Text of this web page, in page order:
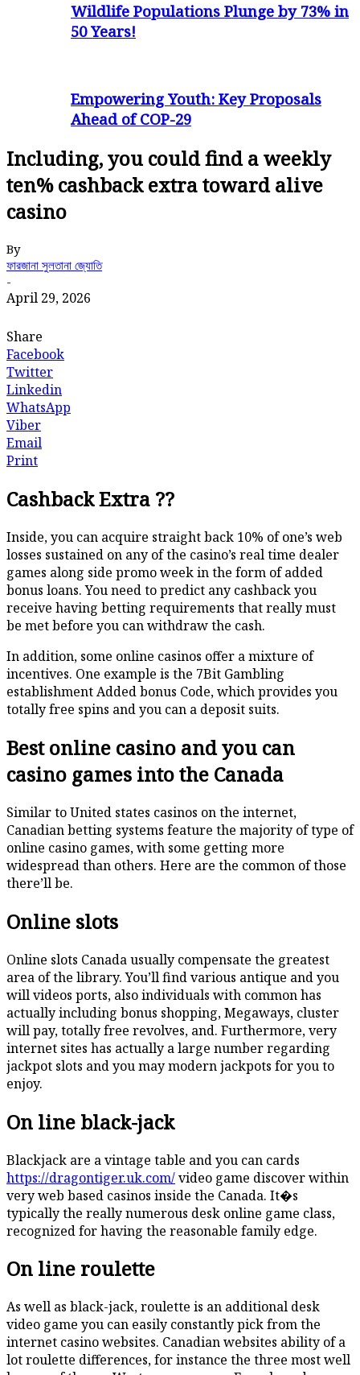
Wildlife Populations Plunge by 73% in
50 Years!
Empowering Youth: Key Proposals
Ahead of COP-29
Including, you could find a weekly
ten% cashback extra toward alive
casino
By
ফারজানা সুলতানা জ্যোতি
-
April 29, 2026
Share
Facebook
Twitter
Linkedin
WhatsApp
Viber
Email
Print
Cashback Extra ??
Inside, you can acquire straight back 10% of one’s web
losses sustained on any of the casino’s real time dealer
games along side promo week in the form of added
bonus loans. You need to predict any cashback you
receive having betting requirements that really must
be met before you can withdraw the cash.
In addition, some online casinos offer a mixture of
incentives. One example is the 7Bit Gambling
establishment Added bonus Code, which provides you
totally free spins and you can a deposit suits.
Best online casino and you can
casino games into the Canada
Similar to United states casinos on the internet,
Canadian betting systems feature the majority of type of
online casino games, with some getting more
widespread than others. Here are the common of those
there’ll be.
Online slots
Online slots Canada usually compensate the greatest
area of the library. You’ll find various antique and you
will videos ports, also individuals with common has
actually including bonus shopping, Megaways, cluster
will pay, totally free revolves, and. Furthermore, very
internet sites has actually a large number regarding
jackpot slots and you may modern jackpots for you to
enjoy.
On line black-jack
Blackjack are a vintage table and you can cards
https://dragontiger.uk.com/video game discover within
very web based casinos inside the Canada. It�s
typically the really numerous desk online game class,
recognized for having the reasonable family edge.
On line roulette
As well as black-jack, roulette is an additional desk
video game you can easily constantly pick from the
internet casino websites. Canadian websites ability of a
lot roulette differences, for instance the three most well